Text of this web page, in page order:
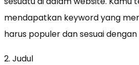
mendapatkan keyword yang
harus populer dan sesuai
2. Judul